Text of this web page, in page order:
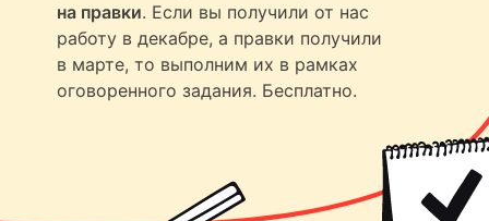
на правки. Если вы получили от нас
работу в декабре, а правки получили
в марте, то выполним их в рамках
оговоренного задания. Бесплатно.